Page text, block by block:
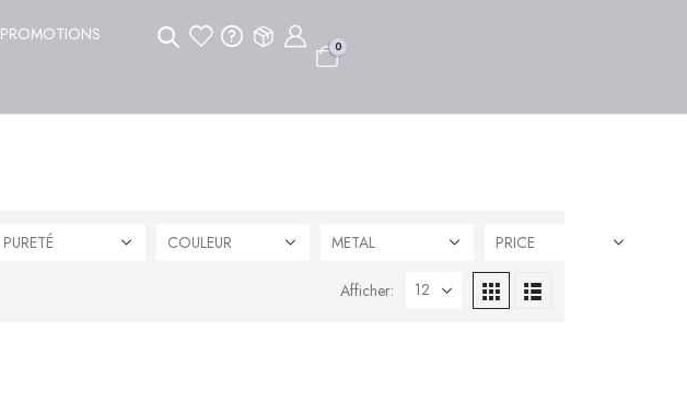
PROMOTIONS
0
PURETÉ COULEUR METAL PRICE
Afficher: